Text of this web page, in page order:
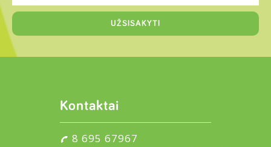
Kontaktai
8 695 67967